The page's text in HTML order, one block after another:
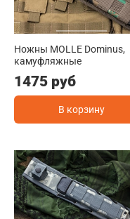
Ножны MOLLE Dominus,
камуфляжные
1475 руб
В корзину